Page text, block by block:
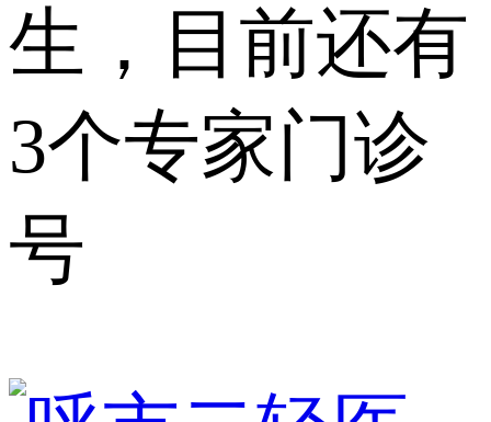
生，目前还有
3个专家门诊
号